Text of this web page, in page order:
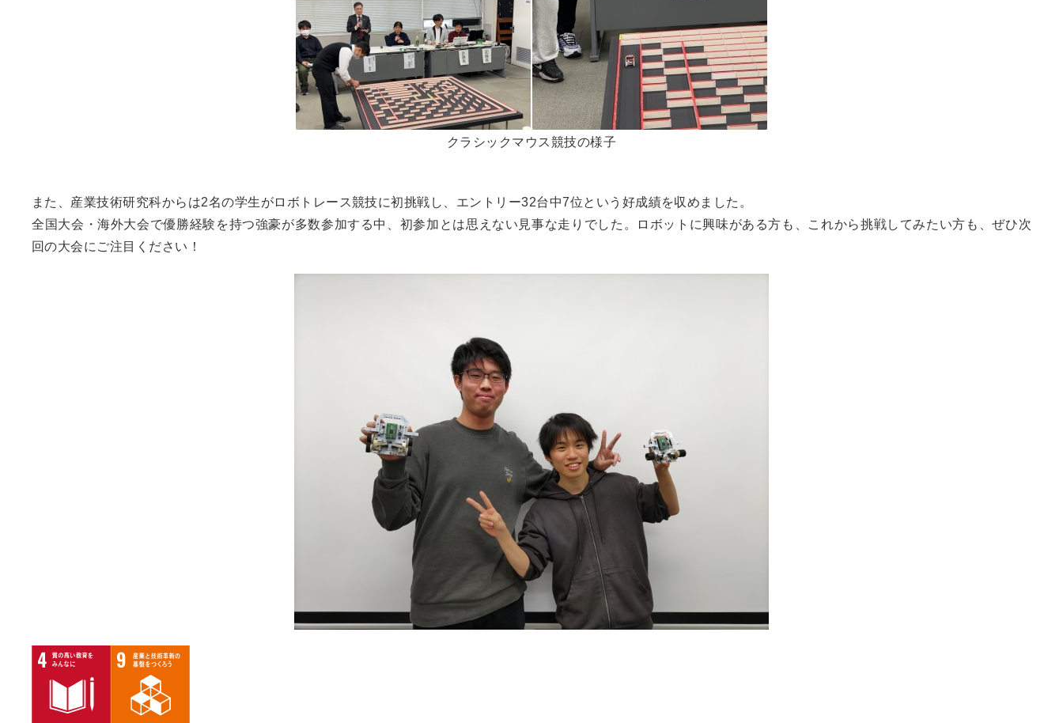
クラシックマウス競技の様子
また、産業技術研究科からは2名の学生がロボトレース競技に初挑戦し、エントリー32台中7位という好成績を収めました。
全国大会・海外大会で優勝経験を持つ強豪が多数参加する中、初参加とは思えない見事な走りでした。ロボットに興味がある方も、これから挑戦してみたい方も、ぜひ次
回の大会にご注目ください！